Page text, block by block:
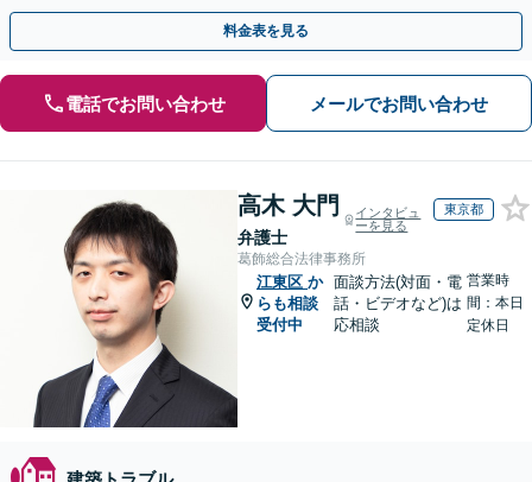
料金表を見る
電話でお問い合わせ メールでお問い合わせ
高木 大門
弁護士
インタビュ
ーを見る
東京都
葛飾総合法律事務所
江東区 か
らも相談
受付中
面談方法(対面・電
話・ビデオなど)は
応相談
営業時
間：本日
定休日